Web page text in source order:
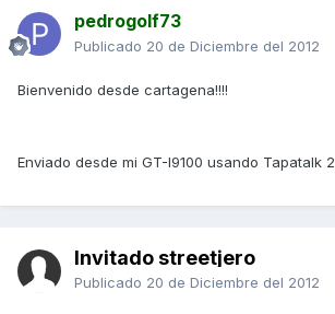
pedrogolf73
Publicado 20 de Diciembre del 2012
Bienvenido desde cartagena!!!!
Enviado desde mi GT-I9100 usando Tapatalk 2
Invitado streetjero
Publicado 20 de Diciembre del 2012